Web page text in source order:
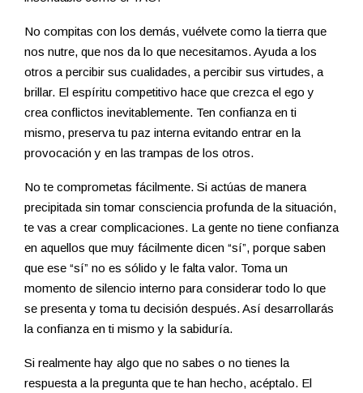
No compitas con los demás, vuélvete como la tierra que
nos nutre, que nos da lo que necesitamos. Ayuda a los
otros a percibir sus cualidades, a percibir sus virtudes, a
brillar. El espíritu competitivo hace que crezca el ego y
crea conflictos inevitablemente. Ten confianza en ti
mismo, preserva tu paz interna evitando entrar en la
provocación y en las trampas de los otros.
No te comprometas fácilmente. Si actúas de manera
precipitada sin tomar consciencia profunda de la situación,
te vas a crear complicaciones. La gente no tiene confianza
en aquellos que muy fácilmente dicen “sí”, porque saben
que ese “sí” no es sólido y le falta valor. Toma un
momento de silencio interno para considerar todo lo que
se presenta y toma tu decisión después. Así desarrollarás
la confianza en ti mismo y la sabiduría.
Si realmente hay algo que no sabes o no tienes la
respuesta a la pregunta que te han hecho, acéptalo. El